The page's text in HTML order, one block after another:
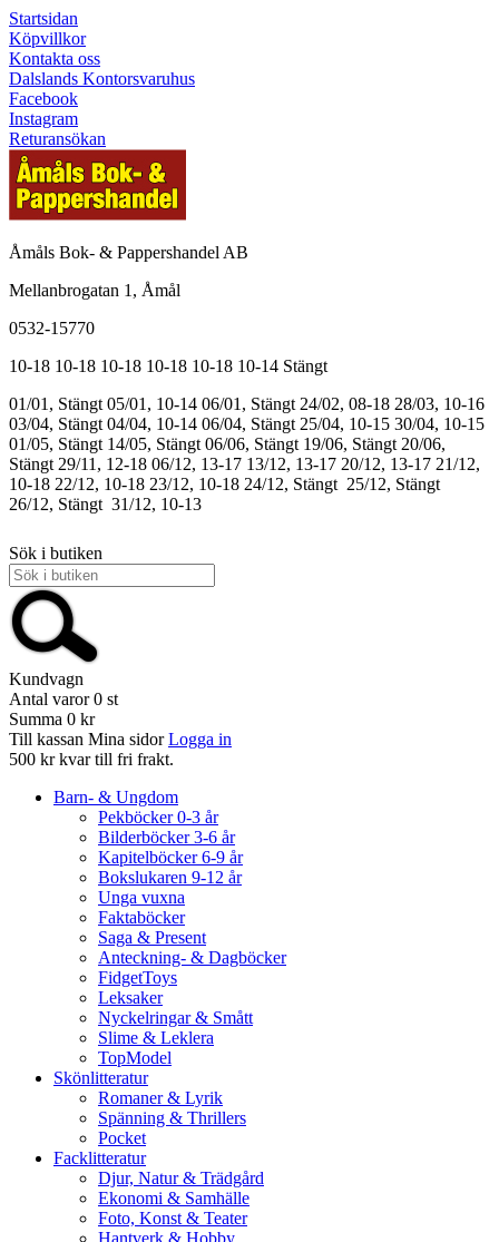
Startsidan
Köpvillkor
Kontakta oss
Dalslands Kontorsvaruhus
Facebook
Instagram
Returansökan
Åmåls Bok- & Pappershandel AB
Mellanbrogatan 1, Åmål
0532-15770
10-18 10-18 10-18 10-18 10-18 10-14 Stängt
01/01, Stängt 05/01, 10-14 06/01, Stängt 24/02, 08-18 28/03, 10-16
03/04, Stängt 04/04, 10-14 06/04, Stängt 25/04, 10-15 30/04, 10-15
01/05, Stängt 14/05, Stängt 06/06, Stängt 19/06, Stängt 20/06,
Stängt 29/11, 12-18 06/12, 13-17 13/12, 13-17 20/12, 13-17 21/12,
10-18 22/12, 10-18 23/12, 10-18 24/12, Stängt 25/12, Stängt
26/12, Stängt 31/12, 10-13
Sök i butiken
Kundvagn
Antal varor 0 st
Summa 0 kr
Till kassan Mina sidor Logga in
500 kr kvar till fri frakt.
Barn- & Ungdom
Pekböcker 0-3 år
Bilderböcker 3-6 år
Kapitelböcker 6-9 år
Bokslukaren 9-12 år
Unga vuxna
Faktaböcker
Saga & Present
Anteckning- & Dagböcker
FidgetToys
Leksaker
Nyckelringar & Smått
Slime & Leklera
TopModel
Skönlitteratur
Romaner & Lyrik
Spänning & Thrillers
Pocket
Facklitteratur
Djur, Natur & Trädgård
Ekonomi & Samhälle
Foto, Konst & Teater
Hantverk & Hobby